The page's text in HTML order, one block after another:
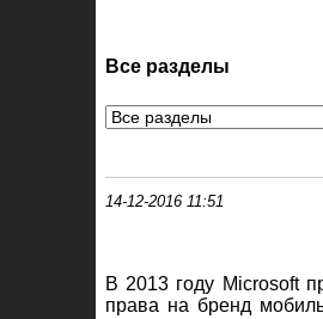
Все разделы
14-12-2016 11:51
В 2013 году Microsoft
права на бренд